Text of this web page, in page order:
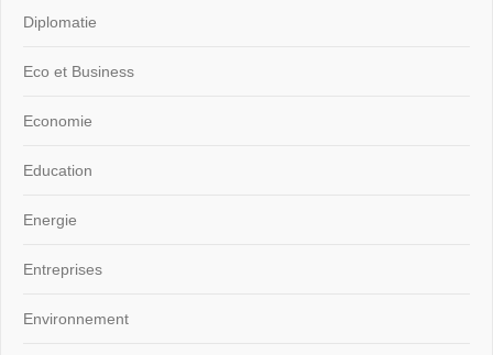
Diplomatie
Eco et Business
Economie
Education
Energie
Entreprises
Environnement